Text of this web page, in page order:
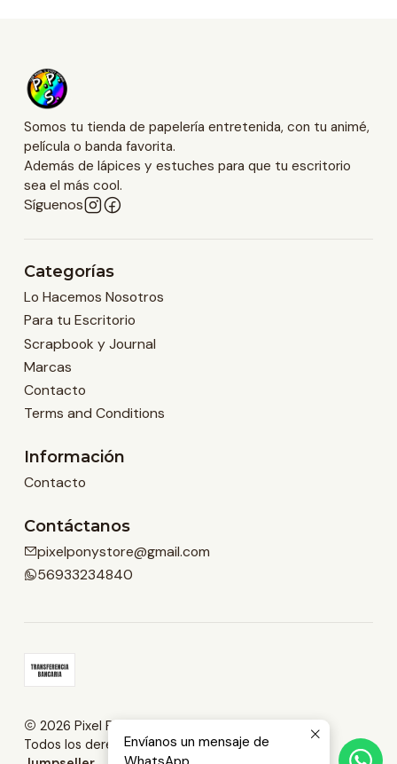
Somos tu tienda de papelería entretenida, con tu animé,
película o banda favorita.
Además de lápices y estuches para que tu escritorio
sea el más cool.
Síguenos
Categorías
Lo Hacemos Nosotros
Para tu Escritorio
Scrapbook y Journal
Marcas
Contacto
Terms and Conditions
Información
Contacto
Contáctanos
pixelponystore@gmail.com
56933234840
2026 Pixel Pony Store.
Todos los derechos reservados.Desarrollado por
Envíanos un mensaje de